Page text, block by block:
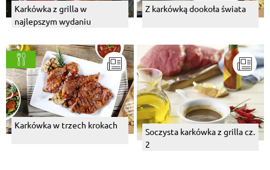
Karkówka z grilla w
najlepszym wydaniu
Z karkówką dookoła świata
Karkówka w trzech krokach
Soczysta karkówka z grilla cz.
2